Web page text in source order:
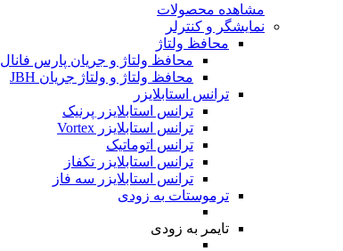
مشاهده محصولات
نمایشگر و کنترلر
محافظ ولتاژ
محافظ ولتاژ و جریان پارس فانال
محافظ ولتاژ و ولتاژ جریان JBH
ترانس استابلایزر
ترانس استابلایزر پرنیک
ترانس استابلایزر Vortex
ترانس اتوماتیک
ترانس استابلایزر تکفاز
ترانس استابلایزر سه فاز
ترموستات به‌ زودی
تایمر به‌ زودی